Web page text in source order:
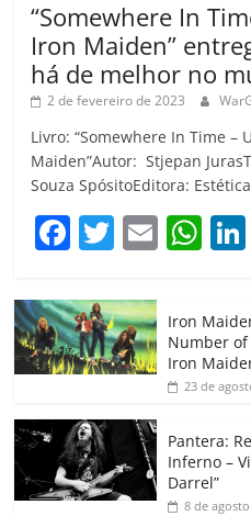
“Somewhere In
Iron Maiden”
há de melhor no
2 de fevereiro de 2023
Livro: “Somewhere In Time –
Maiden”Autor: Stjepan
Souza SpósitoEditora:
F
c
e
b
o
o
k
T
itt
er
E W
at
s
A
p
Iron
Number of
Iron
23 de
Pantera:
Inferno –
Darrel”
8 de